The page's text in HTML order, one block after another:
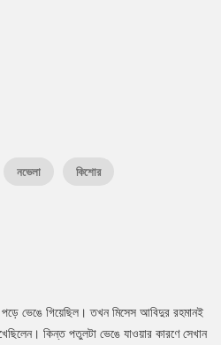
নভেলা কিশোর
ভেঙে গিয়েছিল। তখন মিসেস আবিদুর রহমানই
কিন্ত পতুলটা ভেঙে যাওয়ার কারণে সেখান